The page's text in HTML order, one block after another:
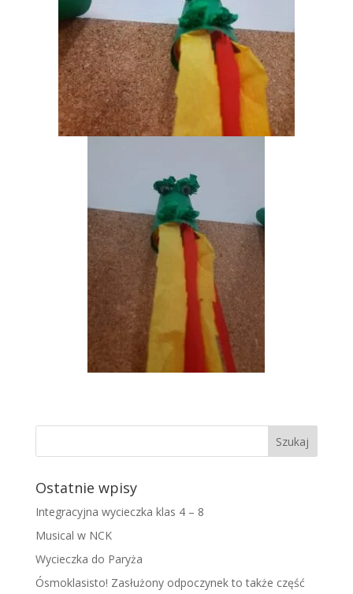
Ostatnie wpisy
Integracyjna wycieczka klas 4 – 8
Musical w NCK
Wycieczka do Paryża
Ósmoklasisto! Zasłużony odpoczynek to także część